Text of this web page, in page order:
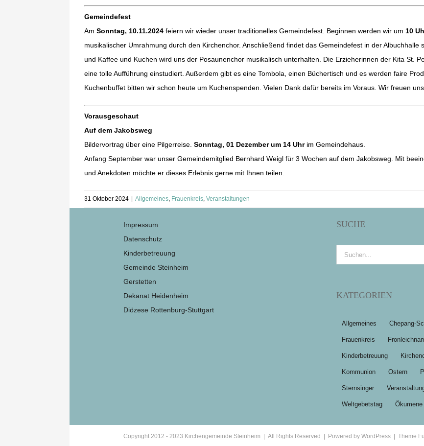
Gemeindefest
Am Sonntag, 10.11.2024 feiern wir wieder unser traditionelles Gemeindefest. Beginnen werden wir um 10
musikalischer Umrahmung durch den Kirchenchor. Anschließend findet das Gemeindefest in der Albuchhalle
und Kaffee und Kuchen wird uns der Posaunenchor musikalisch unterhalten. Die Erzieherinnen der Kita St.
eine tolle Aufführung einstudiert. Außerdem gibt es eine Tombola, einen Büchertisch und es werden faire
Kuchenbuffet bitten wir schon heute um Kuchenspenden. Vielen Dank dafür bereits im Voraus. Wir freuen
Vorausgeschaut
Auf dem Jakobsweg
Bildervortrag über eine Pilgerreise. Sonntag, 01 Dezember um 14 Uhrim Gemeindehaus.
Anfang September war unser Gemeindemitglied Bernhard Weigl für 3 Wochen auf dem Jakobsweg. Mit
und Anekdoten möchte er dieses Erlebnis gerne mit Ihnen teilen.
31 Oktober 2024 Allgemeines, Frauenkreis, Veranstaltungen
Impressum
Datenschutz
Kinderbetreuung
Gemeinde Steinheim
Gerstetten
Dekanat Heidenheim
Diözese Rottenburg-Stuttgart
SUCHE
Suche
nach:
KATEGORIEN
Allgemeines Chepang-
Frauenkreis
Kinderbetreuung
Kommunion Ostern
Sternsinger
Weltgebetstag Ökumene
Copyright 2012 - 2023 Kirchengemeinde Steinheim | All Rights Reserved | Powered by WordPress Theme